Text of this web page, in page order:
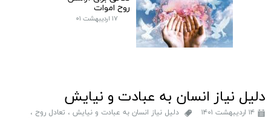
دلیل نیاز انسان به عبادت و نیایش
۱۴ اردیبهشت ۱۴۰۱ دلیل نیاز انسان به عبادت و نیایش ، تعادل روح ،
روح اموات
۱۷ اردیبهشت ۰۱